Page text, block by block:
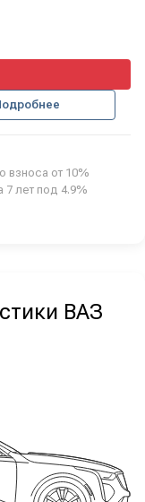
взноса от 10%
7 лет под 4.9%
ВАЗ